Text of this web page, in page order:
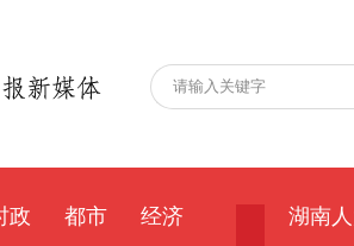
政 都市
经济
湖南